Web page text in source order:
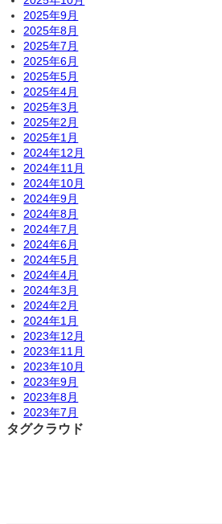
2025年9月
2025年8月
2025年7月
2025年6月
2025年5月
2025年4月
2025年3月
2025年2月
2025年1月
2024年12月
2024年11月
2024年10月
2024年9月
2024年8月
2024年7月
2024年6月
2024年5月
2024年4月
2024年3月
2024年2月
2024年1月
2023年12月
2023年11月
2023年10月
2023年9月
2023年8月
2023年7月
タグクラウド